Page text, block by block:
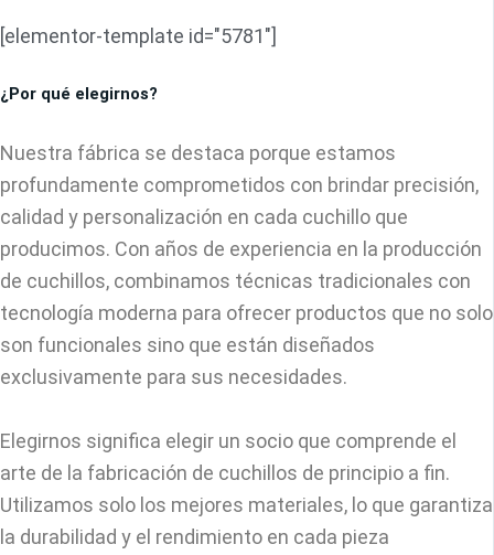
[elementor-template id="5781"]
¿Por qué elegirnos?
Nuestra fábrica se destaca porque estamos
profundamente comprometidos con brindar precisión,
calidad y personalización en cada cuchillo que
producimos. Con años de experiencia en la producción
de cuchillos, combinamos técnicas tradicionales con
tecnología moderna para ofrecer productos que no solo
son funcionales sino que están diseñados
exclusivamente para sus necesidades.
Elegirnos significa elegir un socio que comprende el
arte de la fabricación de cuchillos de principio a fin.
Utilizamos solo los mejores materiales, lo que garantiza
la durabilidad y el rendimiento en cada pieza